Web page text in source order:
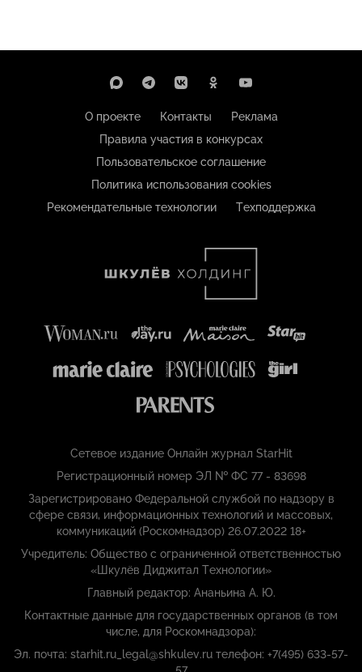
О проекте Контакты
Реклама
Правила участия в конкурсах
Пользовательское соглашение
Политика использования cookies
Рекомендательные технологии
Техподдержка
Сетевое издание Онлайн журнал StarHit
Регистрационный номер ЭЛ № ФС 77 - 83698
Зарегистрировано Федеральной службой по надзору в
сфере связи, информационных технологий и массовых,
коммуникаций (Роскомнадзор) 26.07.2022 18+
Учредитель: Общество с ограниченной ответственностью
«Шкулёв Диджитал Технологии»
Главный редактор: Ананьина А. Ю.
Контактные данные для государственных органов (в том
числе, для Роскомнадзора):
Эл. почта: starhit.ru_legal@shkulev.ru телефон: +7(495) 633-57-